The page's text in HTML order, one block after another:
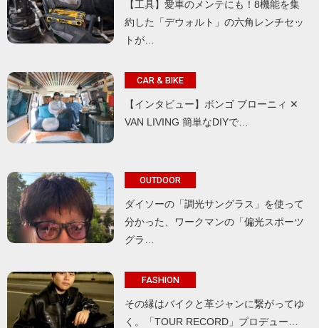
【工具】愛車のメンテにも！8機能を集
約した「デウォルト」の六角レンチセッ
トが…
CAR & BIKE
【インタビュー】ボンゴ ブローニィ ✕
VAN LIVING 簡単なDIYで…
OUTDOOR
ダイソーの「調光サングラス」を使って
分かった、ワークマンの「偏光スポーツ
グラ…
FASHION
その縁はバイクと革ジャンに繋がってゆ
く。「TOUR RECORD」プロデュー…